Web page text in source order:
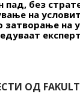
пад, без
на
затворање на
ОД